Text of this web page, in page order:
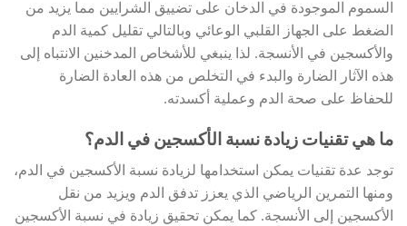
السموم الموجودة في الدخان على تضييق الشرايين مما يزيد من
الضغط على الجهاز القلبي الوعائي وبالتالي تقليل كمية الدم
والأكسجين في الأنسجة. لذا ينبغي للأشخاص المدخنين الانتباه إلى
هذه الآثار الضارة والبدء في التخلص من هذه العادة الضارة
للحفاظ على صحة الدم وعملية أكسدته.
ما هي تقنيات زيادة نسبة الأكسجين في الدم؟
توجد عدة تقنيات يمكن استخدامها لزيادة نسبة الأكسجين في الدم،
ومنها التمرين الرياضي الذي يعزز تدفق الدم ويزيد من نقل
الأكسجين إلى الأنسجة. كما يمكن تحقيق زيادة في نسبة الأكسجين